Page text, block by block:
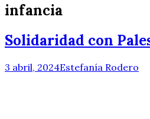
infancia
Solidaridad con
3 abril, 2024Estefanía Rodero